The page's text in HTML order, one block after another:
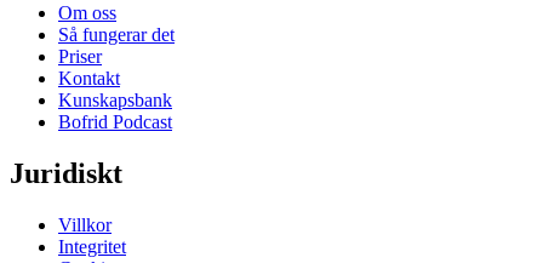
Om oss
Så fungerar det
Priser
Kontakt
Kunskapsbank
Bofrid Podcast
Juridiskt
Villkor
Integritet